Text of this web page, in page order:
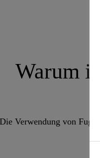
Warum
Die Verwendung von